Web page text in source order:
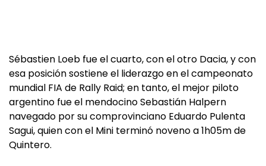
Sébastien Loeb fue el cuarto, con el otro Dacia, y con
esa posición sostiene el liderazgo en el campeonato
mundial FIA de Rally Raid; en tanto, el mejor piloto
argentino fue el mendocino Sebastián Halpern
navegado por su comprovinciano Eduardo Pulenta
Sagui, quien con el Mini terminó noveno a 1h05m de
Quintero.